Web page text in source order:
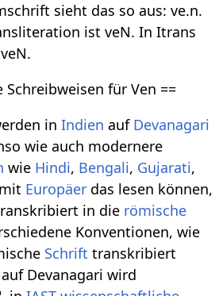
sieht das so aus: ve.n.
ist veN. In Itrans
Schreibweisen für Ven ==
inIndien auf Devanagari
wie auch modernere
wie Hindi, Bengali, Gujarati,
Europäer das lesen können,
in die römische
Konventionen, wie
Schrift transkribiert
Devanagari wird